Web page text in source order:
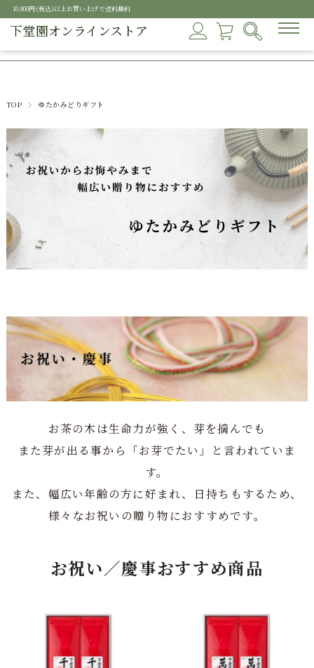
下堂園オンラインストア
10,800円(税込)以上お買い上げで送料無料
TOP ゆたかみどりギフト
お茶の木は生命力が強く、芽を摘んでも
また芽が出る事から「お芽でたい」と言われていま
す。
また、幅広い年齢の方に好まれ、日持ちもするため、
様々なお祝いの贈り物におすすめです。
お祝い／慶事おすすめ商品